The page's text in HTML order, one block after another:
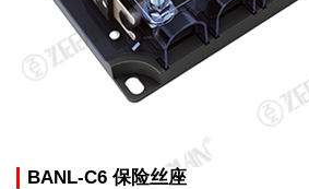
BANL-C6 保险丝座